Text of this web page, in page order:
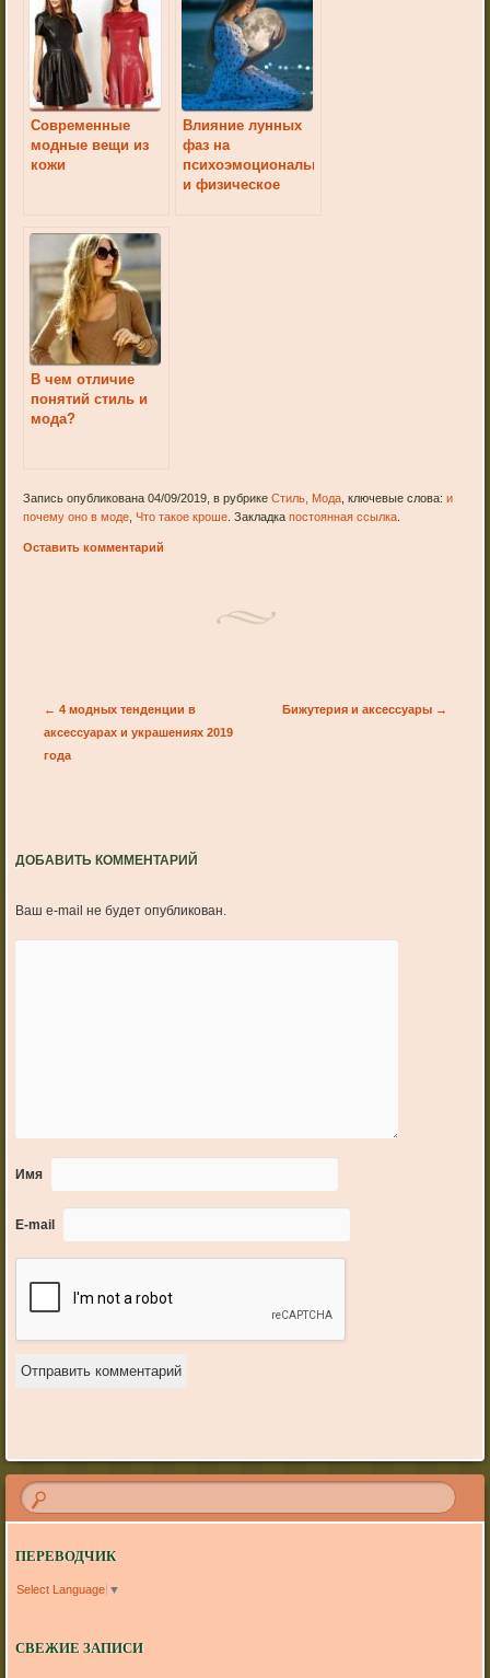
Современные
модные вещи из
кожи
Влияние лунных
фаз на
психоэмоциональное
и физическое
В чем отличие
понятий стиль и
мода?
Запись опубликована 04/09/2019, в рубрикеСтиль, Мода , ключевые слова:и
почему оно в моде ,Что такое кроше . Закладкапостоянная ссылка
Оставить комментарий
Post navigation
← 4 модных тенденции в
аксессуарах и украшениях 2019
года
Бижутерия и аксессуары →
ДОБАВИТЬ КОММЕНТАРИЙ
Ваш e-mail не будет опубликован.
Имя
E-mail
ПЕРЕВОДЧИК
Select Language ▼
СВЕЖИЕ ЗАПИСИ